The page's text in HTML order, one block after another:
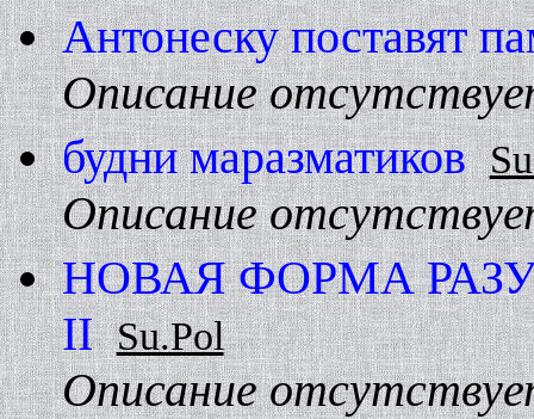
Антонеску поставят
Описание
будни маразматиков
Описание
HОВАЯ ФОРМА
II Su.Pol
Описание